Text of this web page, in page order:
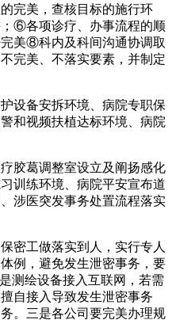
完美，查核目标的施行环
⑥各项诊疗、办事流程的顺
美⑧科内及科间沟通协调取
完美、不落实要素，并制定
备安拆环境、病院专职保
和视频扶植达标环境、病院
葛调整室设立及阐扬感化
训练环境、病院平安宣布道
涉医突发事务处置流程落实
工做落实到人，实行专人
例，避免发生泄密事务，要
测绘设备接入互联网，若需
自接入导致发生泄密事务
。三是各公司要完美办理规